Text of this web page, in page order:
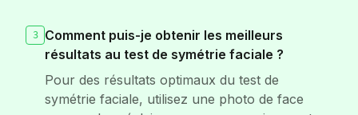
3
Comment puis-je obtenir les meilleurs
résultats au test de symétrie faciale ?
Pour des résultats optimaux du test de
symétrie faciale, utilisez une photo de face